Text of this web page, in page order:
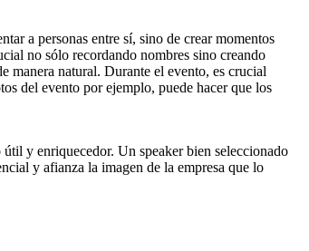
a personas entre sí, sino de crear momentos
no sólo recordando nombres sino creando
manera natural. Durante el evento, es crucial
del evento por ejemplo, puede hacer que los
y enriquecedor. Un speaker bien seleccionado
y afianza la imagen de la empresa que lo